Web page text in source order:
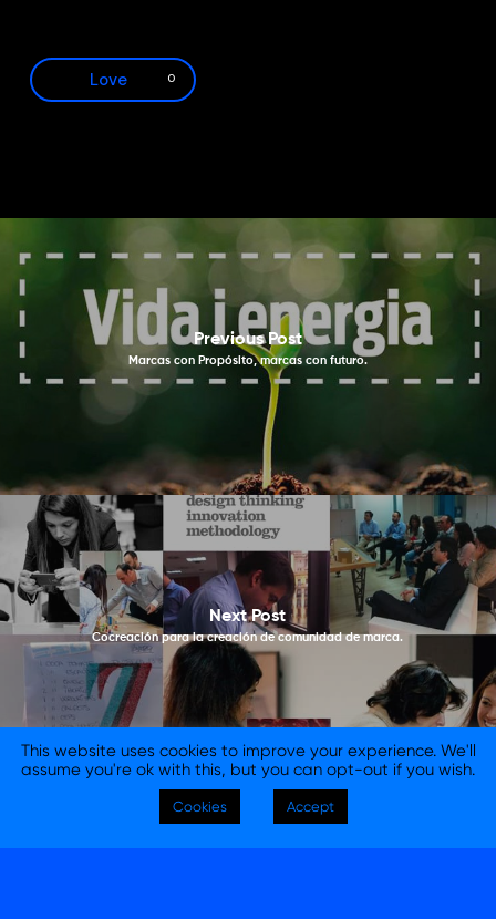
Love 0
Previous Post
Marcas con Propósito, marcas con futuro.
Next Post
Cocreación para la creación de comunidad de marca.
This website uses cookies to improve your experience. We'll
assume you're ok with this, but you can opt-out if you wish.
Cookies Accept